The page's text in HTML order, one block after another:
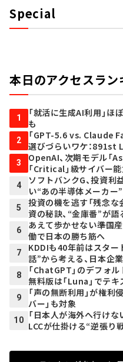
Special
本日のアクセスラン
1
「就活に生成AI利用」
も
2
「GPT-5.6 vs. Claude
選びづらいワケ：891st
3
OpenAI、次期モデル「
「Critical」級サイバー
4
ソフトバンクG、投資
い“あの半導体メーカー”
5
投資の機を逃す「残念な
資の秘訣、“金庫番”が語
6
あえて歩かせない――準国
働で日本の勝ち筋へ
7
KDDIも40年前はスタ
話”から考える、日本企
8
「ChatGPT」のデフォル
無料版は「Luna」でテ
9
「声の無断利用」が権利
バー」も対象
10
「日本人が海外へ行け
LCCが仕掛ける“逆張り